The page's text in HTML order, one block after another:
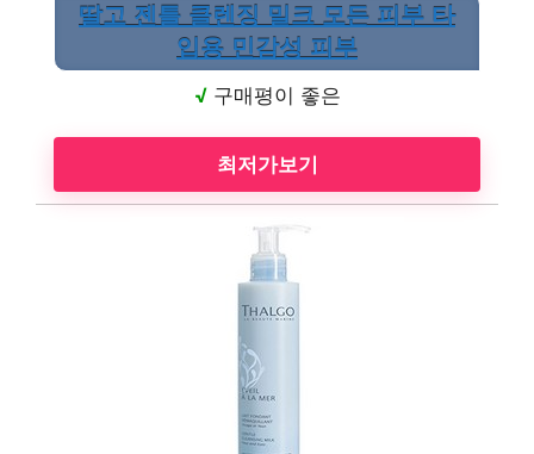
딸고 젠틀 클렌징 밀크 모든 피부 타
입용 민감성 피부
√구매평이 좋은
최저가보기